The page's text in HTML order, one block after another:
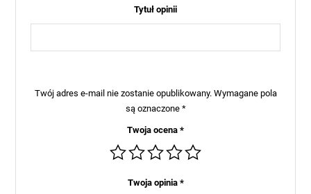
Tytuł opinii
Twój adres e-mail nie zostanie opublikowany. Wymagane pola
są oznaczone *
Twoja ocena *
Twoja opinia *